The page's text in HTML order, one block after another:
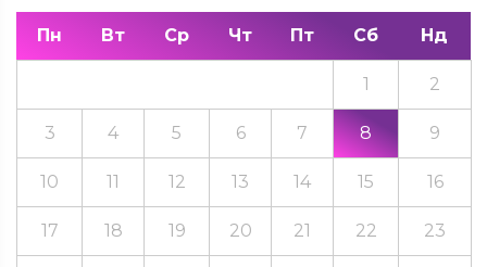
Пн Вт Ср Чт Пт Сб Нд
1 2
3 4 5 6 7 8 9
10 11 12 13 14 15 16
17 18 19 20 21 22 23